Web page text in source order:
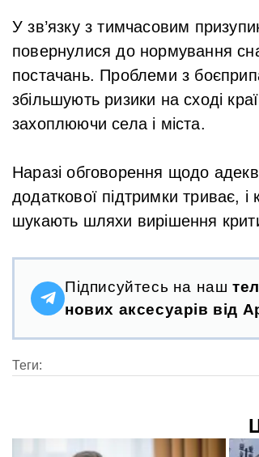
У зв’язку з тимчасовим
повернулися до нормування
постачань. Проблеми з
збільшують ризики на сході
захоплюючи села і міста.
Наразі обговорення щодо
додаткової підтримки триває,
шукають шляхи вирішення
Підписуйтесь на наш
нових аксесуарів від
Теги: